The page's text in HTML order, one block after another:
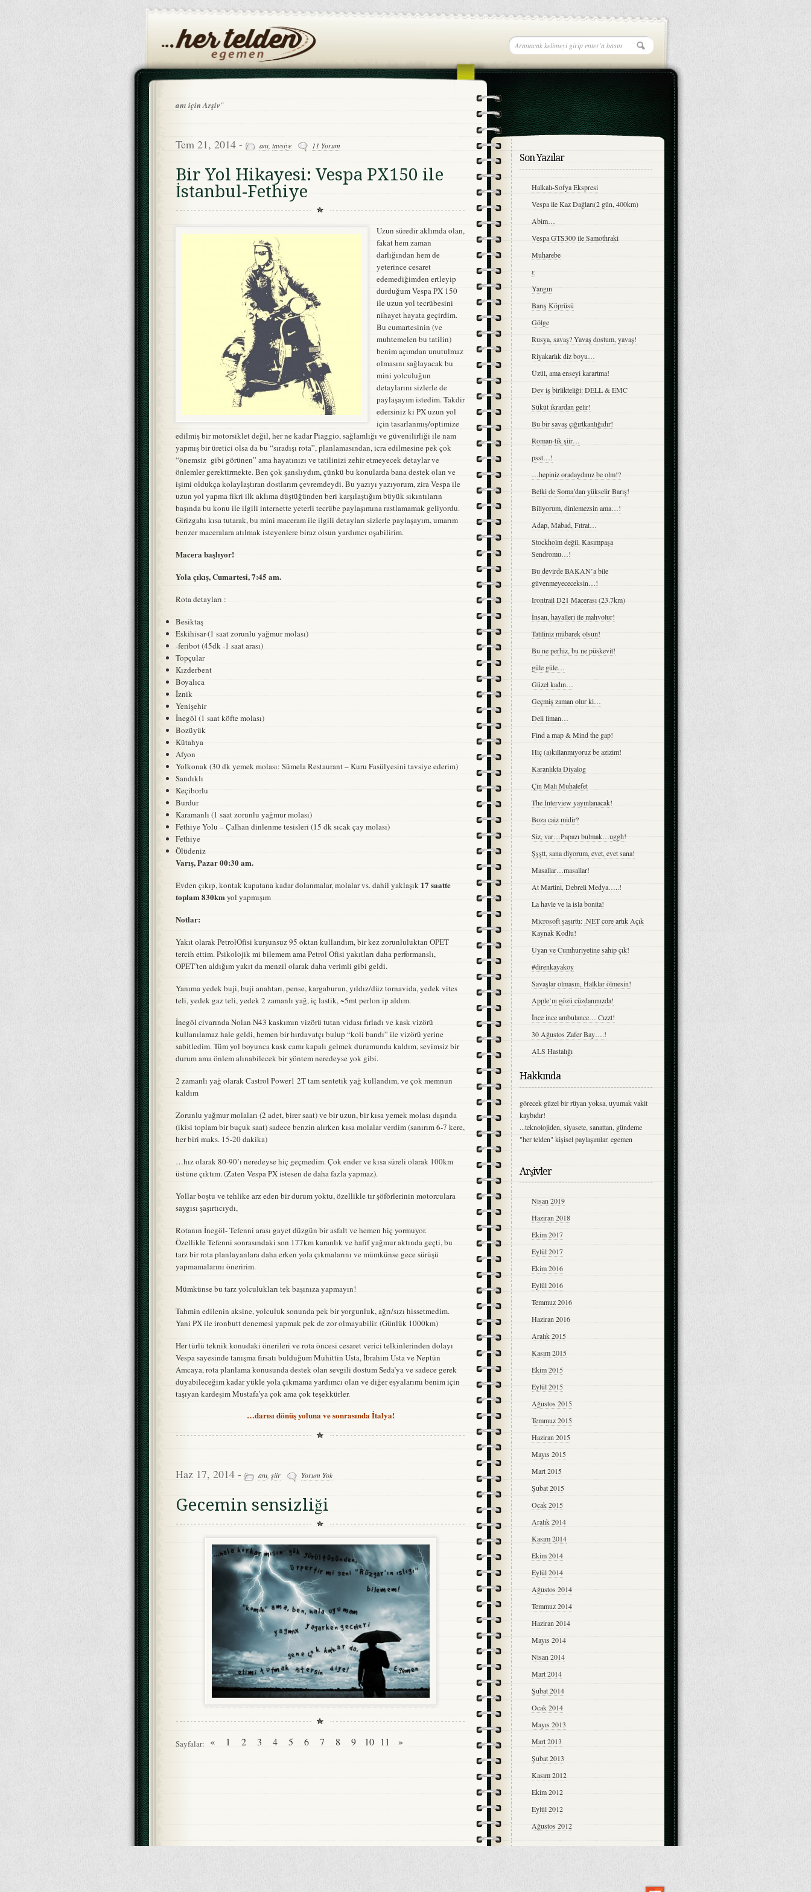
anı için Arşiv"
Tem 21, 2014 - anı tavsiye 11 Yorum
Bir Yol Hikayesi: Vespa PX150 ile
İstanbul-Fethiye
Uzun süredir aklımda olan,
fakat hem zaman
darlığından hem de
yeterince cesaret
edemediğimden ertleyip
durduğum Vespa PX 150
ile uzun yol tecrübesini
nihayet hayata geçirdim.
Bu cumartesinin (ve
muhtemelen bu tatilin)
benim açımdan unutulmaz
olmasını sağlayacak bu
mini yolculuğun
detaylarını sizlerle de
paylaşayım istedim. Takdir
edersiniz ki PX uzun yol
için tasarlanmış/optimize
edilmiş bir motorsiklet değil, her ne kadar Piaggio, sağlamlığı ve güvenilirliği ile nam
yapmış bir üretici olsa da bu “sıradışı rota”, planlamasından, icra edilmesine pek çok
“önemsiz gibi görünen” ama hayatınızı ve tatilinizi zehir etmeyecek detaylar ve
önlemler gerektirmekte. Ben çok şanslıydım, çünkü bu konularda bana destek olan ve
işimi oldukça kolaylaştıran dostlarım çevremdeydi. Bu yazıyı yazıyorum, zira Vespa ile
uzun yol yapma fikri ilk aklıma düştüğünden beri karşılaştığım büyük sıkıntıların
başında bu konu ile ilgili internette yeterli tecrübe paylaşımına rastlamamak geliyordu.
Girizgahı kısa tutarak, bu mini maceram ile ilgili detayları sizlerle paylaşayım, umarım
benzer maceralara atılmak isteyenlere biraz olsun yardımcı oşabilirim.
Macera başlıyor!
Yola çıkış, Cumartesi, 7:45 am.
Rota detayları :
Besiktaş
Eskihisar-(1 saat zorunlu yağmur molası)
-feribot (45dk -1 saat arası)
Topçular
Kızderbent
Boyalıca
İznik
Yenişehir
İnegöl (1 saat köfte molası)
Bozüyük
Kütahya
Afyon
Yolkonak (30 dk yemek molası: Sümela Restaurant – Kuru Fasülyesini tavsiye ederim)
Sandıklı
Keçiborlu
Burdur
Karamanlı (1 saat zorunlu yağmur molası)
Fethiye Yolu – Çalhan dinlenme tesisleri (15 dk sıcak çay molası)
Fethiye
Ölüdeniz
Varış, Pazar 00:30 am.
Evden çıkıp, kontak kapatana kadar dolanmalar, molalar vs. dahil yaklaşık 17 saatte
toplam 830kmyol yapmışım
Notlar:
Yakıt olarak PetrolOfisi kurşunsuz 95 oktan kullandım, bir kez zorunluluktan OPET
tercih ettim. Psikolojik mi bilemem ama Petrol Ofisi yakıtları daha performanslı,
OPET’ten aldığım yakıt da menzil olarak daha verimli gibi geldi.
Yanıma yedek buji, buji anahtarı, pense, kargaburun, yıldız/düz tornavida, yedek vites
teli, yedek gaz teli, yedek 2 zamanlı yağ, iç lastik, ~5mt perlon ip aldım.
İnegöl civarında Nolan N43 kaskımın vizörü tutan vidası fırladı ve kask vizörü
kullanılamaz hale geldi, hemen bir hırdavatçı bulup “koli bandı” ile vizörü yerine
sabitledim. Tüm yol boyunca kask camı kapalı gelmek durumunda kaldım, sevimsiz bir
durum ama önlem alınabilecek bir yöntem neredeyse yok gibi.
2 zamanlı yağ olarak Castrol Power1 2T tam sentetik yağ kullandım, ve çok memnun
kaldım
Zorunlu yağmur molaları (2 adet, birer saat) ve bir uzun, bir kısa yemek molası dışında
(ikisi toplam bir buçuk saat) sadece benzin alırken kısa molalar verdim (sanırım 6-7 kere,
her biri maks. 15-20 dakika)
…hız olarak 80-90’ı neredeyse hiç geçmedim. Çok ender ve kısa süreli olarak 100km
üstüne çıktım. (Zaten Vespa PX istesen de daha fazla yapmaz).
Yollar boştu ve tehlike arz eden bir durum yoktu, özellikle tır şöförlerinin motorculara
saygısı şaşırtıcıydı,
Rotanın İnegöl- Tefenni arası gayet düzgün bir asfalt ve hemen hiç yormuyor.
Özellikle Tefenni sonrasındaki son 177km karanlık ve hafif yağmur aktında geçti, bu
tarz bir rota planlayanlara daha erken yola çıkmalarını ve mümkünse gece sürüşü
yapmamalarını öneririm.
Mümkünse bu tarz yolculukları tek başınıza yapmayın!
Tahmin edilenin aksine, yolculuk sonunda pek bir yorgunluk, ağrı/sızı hissetmedim.
Yani PX ile ironbutt denemesi yapmak pek de zor olmayabilir. (Günlük 1000km)
Her türlü teknik konudaki önerileri ve rota öncesi cesaret verici telkinlerinden dolayı
Vespa sayesinde tanışma fırsatı bulduğum Muhittin Usta, İbrahim Usta ve Neptün
Amcaya, rota planlama konusunda destek olan sevgili dostum Seda’ya ve sadece gerek
duyabileceğim kadar yükle yola çıkmama yardımcı olan ve diğer eşyalarımı benim için
taşıyan kardeşim Mustafa’ya çok ama çok teşekkürler.
…darısı dönüş yoluna ve sonrasında İtalya!
Haz 17, 2014 - anı, şiir Yorum Yok
Gecemin sensizliği
Sayfalar: « 1 2 3 4 5 6 7 8 9 10 11 »
Son Yazılar
Halkalı-Sofya Ekspresi
Vespa ile Kaz Dağları(2 gün, 400km)
Abim…
Vespa GTS300 ile Samothraki
Muharebe
ε
Yangın
Barış Köprüsü
Gölge
Rusya, savaş? Yavaş dostum, yavaş!
Riyakarlık diz boyu…
Üzül, ama enseyi karartma!
Dev iş birlikteliği: DELL & EMC
Sükût ikrardan gelir!
Bu bir savaş çığırtkanlığıdır!
Roman-tik şiir…
psst…!
…hepiniz oradaydınız be olm!?
Belki de Soma’dan yükselir Barış!
Biliyorum, dinlemezsin ama…!
Adap, Mabad, Fıtrat…
Stockholm değil, Kasımpaşa
Sendromu…!
Bu devirde BAKAN’a bile
güvenmeyececeksin…!
Irontrail D21 Macerası (23.7km)
İnsan, hayalleri ile mahvolur!
Tatiliniz mübarek olsun!
Bu ne perhiz, bu ne püskevit!
güle güle…
Güzel kadın…
Geçmiş zaman olur ki…
Deli liman…
Find a map & Mind the gap!
Hiç (a)kıllanmıyoruz be azizim!
Karanlıkta Diyalog
Çin Malı Muhalefet
The Interview yayınlanacak!
Boza caiz midir?
Siz, var…Papazı bulmak…uggh!
Şşştt, sana diyorum, evet, evet sana!
Masallar…masallar!
At Martini, Debreli Medya…..!
La havle ve la isla bonita!
Microsoft şaşırttı: .NET core artık Açık
Kaynak Kodlu!
Uyan ve Cumhuriyetine sahip çık!
#direnkayakoy
Savaşlar olmasın, Halklar ölmesin!
Apple’ın gözü cüzdanınızda!
İnce ince ambulance… Cızzt!
30 Ağustos Zafer Bay….!
ALS Hastalığı
Hakkında
görecek güzel bir rüyan yoksa, uyumak vakit
kaybıdır!
...teknolojiden, siyasete, sanattan, gündeme
"her telden" kişisel paylaşımlar. egemen
Arşivler
Nisan 2019
Haziran 2018
Ekim 2017
Eylül 2017
Ekim 2016
Eylül 2016
Temmuz 2016
Haziran 2016
Aralık 2015
Kasım 2015
Ekim 2015
Eylül 2015
Ağustos 2015
Temmuz 2015
Haziran 2015
Mayıs 2015
Mart 2015
Şubat 2015
Ocak 2015
Aralık 2014
Kasım 2014
Ekim 2014
Eylül 2014
Ağustos 2014
Temmuz 2014
Haziran 2014
Mayıs 2014
Nisan 2014
Mart 2014
Şubat 2014
Ocak 2014
Mayıs 2013
Mart 2013
Şubat 2013
Kasım 2012
Ekim 2012
Eylül 2012
Ağustos 2012